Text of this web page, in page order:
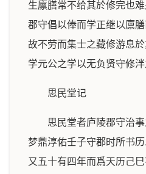
生廪膳常不给其於修完也
郡守倡以俸而学正继以廪
故不劳而集士之藏修游息
学元公之学以无负贤守修
思民堂记
思民堂者庐陵郡守治
梦鼎淳佑壬子守郡时所书
又五十有四年而爲天历己